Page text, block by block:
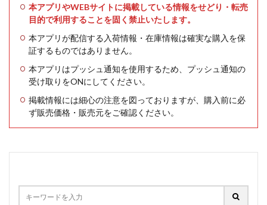
本アプリやWEBサイトに掲載している情報をせどり・転売
目的で利用することを固く禁止いたします。
本アプリが配信する入荷情報・在庫情報は確実な購入を保
証するものではありません。
本アプリはプッシュ通知を使用するため、プッシュ通知の
受け取りをONにしてください。
掲載情報には細心の注意を図っておりますが、購入前に必
ず販売価格・販売元をご確認ください。